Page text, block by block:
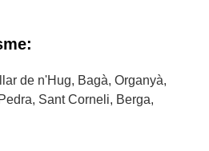
de n'Hug, Bagà, Organyà,
Sant Corneli, Berga,